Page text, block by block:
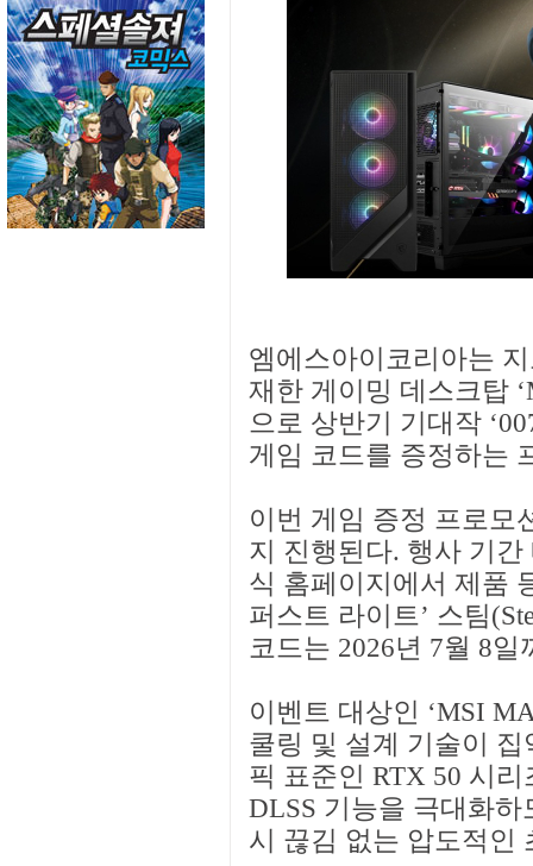
엠에스아이코리아는
재한 게이밍 데스크탑
으로 상반기 기대작
게임 코드를 증정하는
이번 게임 증정 프로모
지 진행된다. 행사 기
식 홈페이지에서 제품
퍼스트 라이트’ 스팀
코드는 2026년 7월 8
이벤트 대상인 ‘MSI
쿨링 및 설계 기술이
픽 표준인 RTX 50 시
DLSS 기능을 극대화
시 끊김 없는 압도적인